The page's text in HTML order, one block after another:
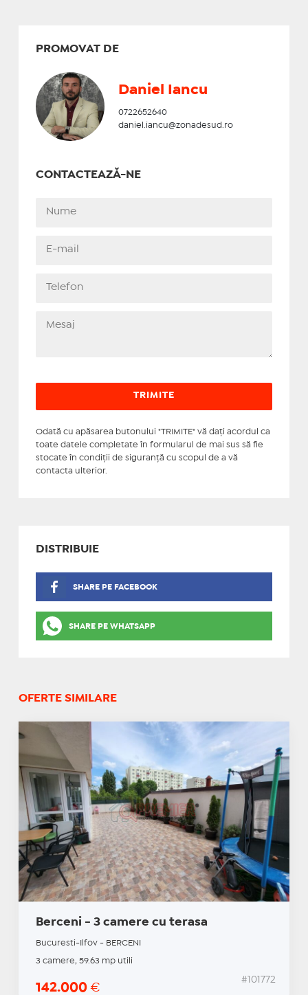
PROMOVAT DE
Daniel Iancu
0722652640
daniel.iancu@zonadesud.ro
CONTACTEAZĂ-NE
Odată cu apăsarea butonului "TRIMITE" vă daţi acordul ca
toate datele completate în formularul de mai sus să fie
stocate în condiţii de siguranţă cu scopul de a vă
contacta ulterior.
DISTRIBUIE
SHARE PE FACEBOOK
SHARE PE WHATSAPP
OFERTE SIMILARE
Berceni - 3 camere cu terasa
Bucuresti-Ilfov - BERCENI
3 camere, 59.63 mp utili
142.000 €
#101772